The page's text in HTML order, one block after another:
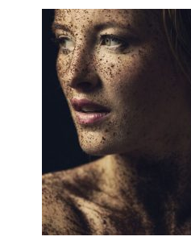
konstverk som
representerar staden